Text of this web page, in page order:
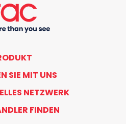
SIE MIT UNS
NETZWERK
FINDEN